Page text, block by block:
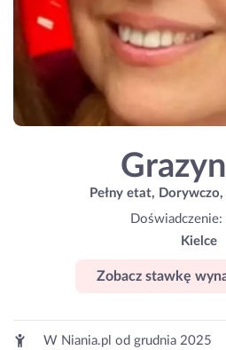
Pełny etat,
Doświadczenie:
Kielce
Zobacz stawkę
W Niania.pl od grudnia 2025